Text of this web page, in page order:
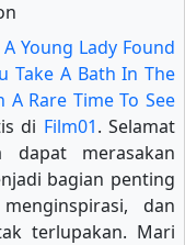
Young Lady Found
Take A Bath In The
Rare Time To See
di Film01. Selamat
merasakan
bagian penting
dan
terlupakan. Mari